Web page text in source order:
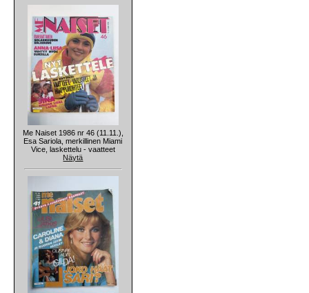
Me Naiset 1986 nr 46 (11.11.),
Esa Sariola, merkillinen Miami
Vice, laskettelu - vaatteet
Näytä